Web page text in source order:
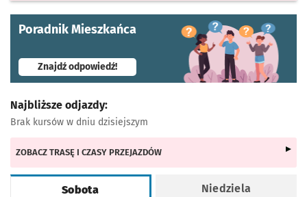
Poradnik Mieszkańca
Znajdź odpowiedź!- otworzy się w nowej karcie
Najbliższe odjazdy:
Brak kursów w dniu dzisiejszym
ZOBACZ TRASĘ I CZASY PRZEJAZDÓW
Sobota
Niedziela